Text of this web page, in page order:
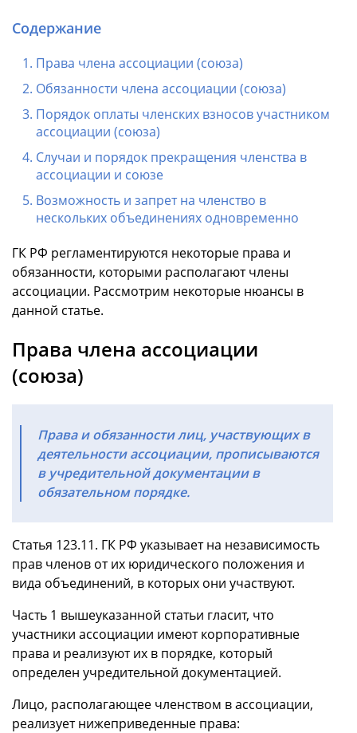
Содержание
Права члена ассоциации (союза)
Обязанности члена ассоциации (союза)
Порядок оплаты членских взносов участником
ассоциации (союза)
Случаи и порядок прекращения членства в
ассоциации и союзе
Возможность и запрет на членство в
нескольких объединениях одновременно
ГК РФ регламентируются некоторые права и
обязанности, которыми располагают члены
ассоциации. Рассмотрим некоторые нюансы в
данной статье.
Права члена ассоциации
(союза)
Права и обязанности лиц, участвующих в
деятельности ассоциации, прописываются
в учредительной документации в
обязательном порядке.
Статья 123.11. ГК РФ указывает на независимость
прав членов от их юридического положения и
вида объединений, в которых они участвуют.
Часть 1 вышеуказанной статьи гласит, что
участники ассоциации имеют корпоративные
права и реализуют их в порядке, который
определен учредительной документацией.
Лицо, располагающее членством в ассоциации,
реализует нижеприведенные права: